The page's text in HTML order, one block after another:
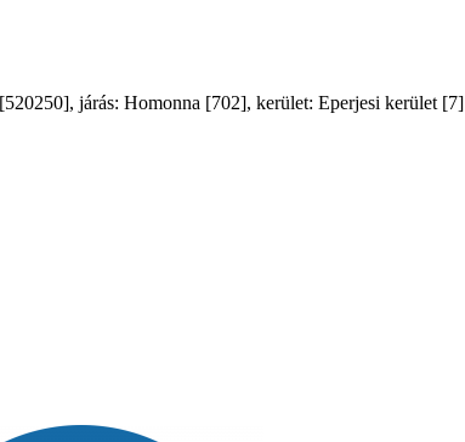
járás: Homonna [702], kerület: Eperjesi kerület [7]